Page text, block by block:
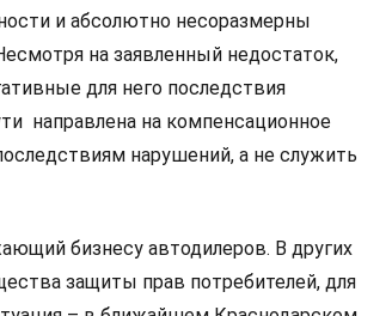
и абсолютно несоразмерны
на заявленный недостаток,
для него последствия
направлена на компенсационное
нарушений, а не служить
бизнесу автодилеров. В других
защиты прав потребителей, для